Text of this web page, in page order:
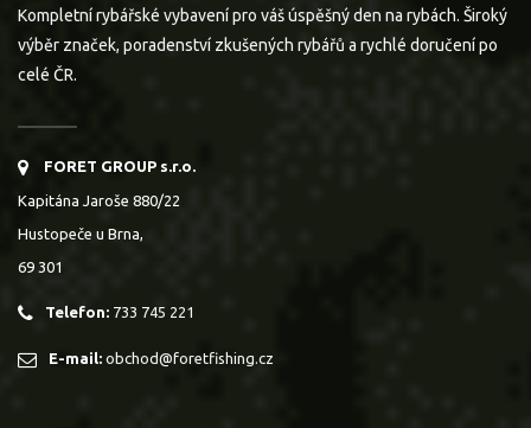
Kompletní rybářské vybavení pro váš úspěšný den na rybách. Široký
výběr značek, poradenství zkušených rybářů a rychlé doručení po
celé ČR.
FORET GROUP s.r.o.
Kapitána Jaroše 880/22
Hustopeče u Brna,
69 301
Telefon: 733 745 221
E-mail: obchod@foretfishing.cz